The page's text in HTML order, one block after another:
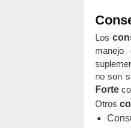
Los
no son
Forte
Otros